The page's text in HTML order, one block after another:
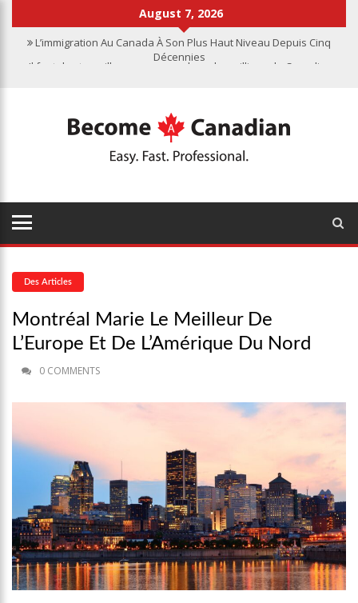
August 7, 2026
L’immigration Au Canada À Son Plus Haut Niveau Depuis Cinq
Décennies
Il faut des travailleurs pour remplacer les millions de Canadiens
Montréal Marie le Meilleur de l’Europe et de l’Amérique du Nord
L’immigration Au Canada À Son Plus Haut Niveau Depuis Cinq
Des Articles
Montréal Marie Le Meilleur De
L’Europe Et De L’Amérique Du Nord
0 COMMENTS